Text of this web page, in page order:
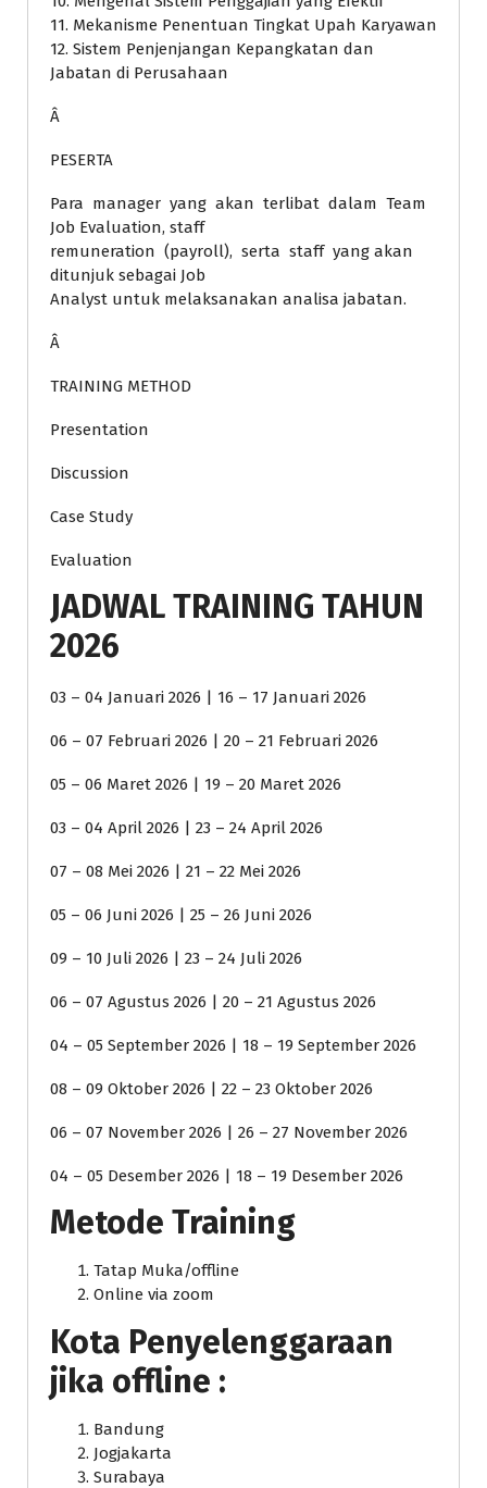
11. Mekanisme Penentuan Tingkat Upah Karyawan
12. Sistem Penjenjangan Kepangkatan dan
Jabatan di Perusahaan
Â
PESERTA
Para manager yang akan terlibat dalam Team
Job Evaluation, staff
remuneration (payroll), serta staff yang akan
ditunjuk sebagai Job
Analyst untuk melaksanakan analisa jabatan.
Â
TRAINING METHOD
Presentation
Discussion
Case Study
Evaluation
JADWAL TRAINING TAHUN
2026
03 – 04 Januari 2026 | 16 – 17 Januari 2026
06 – 07 Februari 2026 | 20 – 21 Februari 2026
05 – 06 Maret 2026 | 19 – 20 Maret 2026
03 – 04 April 2026 | 23 – 24 April 2026
07 – 08 Mei 2026 | 21 – 22 Mei 2026
05 – 06 Juni 2026 | 25 – 26 Juni 2026
09 – 10 Juli 2026 | 23 – 24 Juli 2026
06 – 07 Agustus 2026 | 20 – 21 Agustus 2026
04 – 05 September 2026 | 18 – 19 September 2026
08 – 09 Oktober 2026 | 22 – 23 Oktober 2026
06 – 07 November 2026 | 26 – 27 November 2026
04 – 05 Desember 2026 | 18 – 19 Desember 2026
Metode Training
Tatap Muka/offline
Online via zoom
Kota Penyelenggaraan
jika offline :
Bandung
Jogjakarta
Surabaya